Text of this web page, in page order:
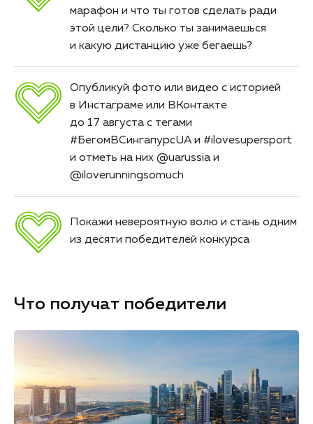
марафон и что ты готов сделать ради
этой цели? Сколько ты занимаешься
и какую дистанцию уже бегаешь?
Опубликуй фото или видео с историей
в Инстаграме или ВКонтакте
до 17 августа с тегами
#БегомВСингапурсUA и #ilovesupersport
и отметь на них @uarussia и
@iloverunningsomuch
Покажи невероятную волю и стань одним
из десяти победителей конкурса
Что получат победители